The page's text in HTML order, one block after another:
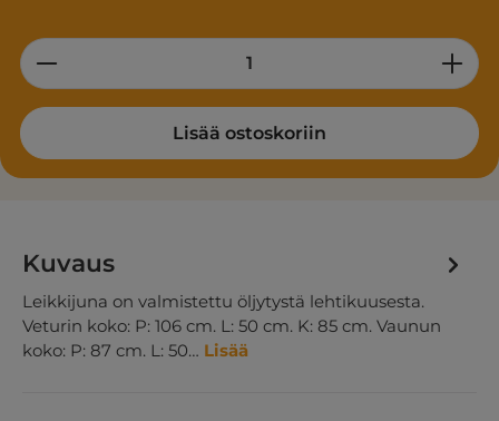
Product Quantity: Enter the desired
Lisää ostoskoriin
Kuvaus
Leikkijuna on valmistettu öljytystä lehtikuusesta.
Veturin koko: P: 106 cm. L: 50 cm. K: 85 cm. Vaunun
koko: P: 87 cm. L: 50… Lisää